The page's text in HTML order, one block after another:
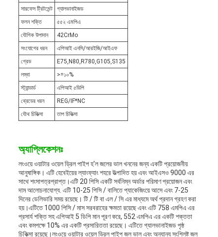
সারফেস ট্রিটমেন্ট
গ্যালভানাইজড
ফলন শক্তি
৫৫২ এমপিএ
যৌগিক উপাদান
42CrMo
সংযোগের ধরন
এপিআই এনসি/আরইজি/আইএফ
গ্রেড
E75,N80,R780,G105,S135
লম্বা
>=১০%
স্ট্যান্ডার্ড
এপিআই ৫ডিপি
থ্রেডের ধরন
REG/IF*NC
যৌথ চিকিত্সা
তাপ চিকিত্সা
অ্যাপ্লিকেশনঃ
লংওয়ে ওয়াটার ওয়েল ড্রিল পাইপ হ'ল জলের ভাল খননের জন্য একটি প্রয়োজনীয়
আনুষাঙ্গিক। এটি হেবেইয়ের ল্যাংফ্যাং শহরে উত্পাদিত হয় এবং আইএসও 9000 এর
সাথে শংসাপত্রপ্রাপ্ত।এটি 20 পিসি একটি সর্বনিম্ন অর্ডার পরিমাণ প্রয়োজন এবং
দাম আলোচনাযোগ্য. এটি 10-25 পিসি / বালিতে প্যাকেজিংয়ে আসে এবং 7-25
দিনের ডেলিভারি সময় রয়েছে। টি / টি বা এল / সি এর মাধ্যমে অর্থ প্রদান গ্রহণ করা
হয়।এটিতে 1000 পিসি / মাস সরবরাহের ক্ষমতা রয়েছে এবং এটি 758 এমপিএ এর
প্রসার্য শক্তি সহ এপিআই 5 ডিপি মান পূরণ করে, 552 এমপিএ এর একটি শক্ততা
এবং কমপক্ষে 10% এর একটি প্রসারিততা রয়েছে। এটিতে গ্যালভানাইজড পৃষ্ঠ
চিকিত্সা রয়েছে।লংওয়ে ওয়াটার ওয়েল ড্রিল পাইপ জল ভাল এবং অন্যান্য সংশ্লিষ্ট জল